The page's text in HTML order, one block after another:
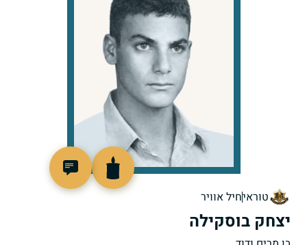
טוראיחיל אוויר
יצחק בוסקילה